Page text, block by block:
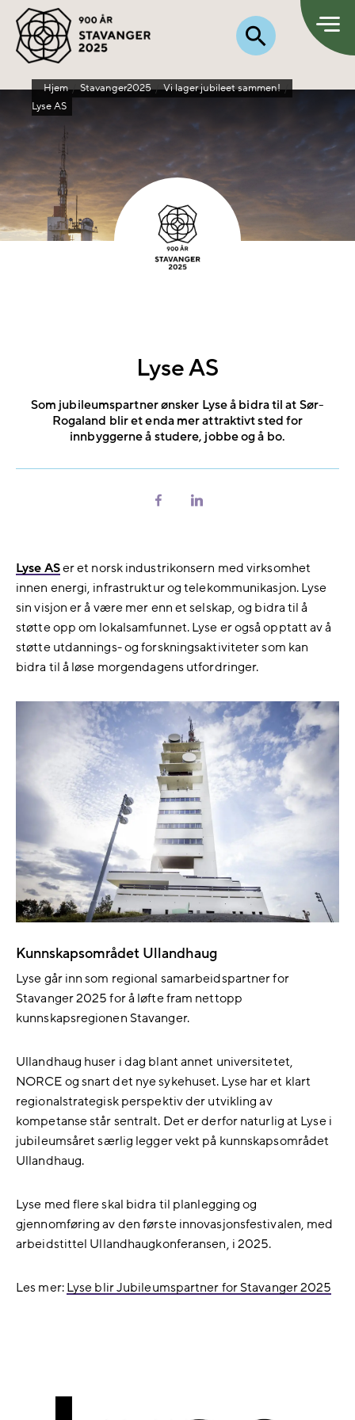
Hjem Stavanger2025
Vi lager jubileet sammen!
Lyse AS
Lyse AS
Som jubileumspartner ønsker Lyse å bidra til at Sør-
Rogaland blir et enda mer attraktivt sted for
innbyggerne å studere, jobbe og å bo.
Del
Del
Lyse ASer et norsk industrikonsern med virksomhet
innen energi, infrastruktur og telekommunikasjon. Lyse
sin visjon er å være mer enn et selskap, og bidra til å
støtte opp om lokalsamfunnet. Lyse er også opptatt av å
støtte utdannings- og forskningsaktiviteter som kan
bidra til å løse morgendagens utfordringer.
Kunnskapsområdet Ullandhaug
Lyse går inn som regional samarbeidspartner for
Stavanger 2025 for å løfte fram nettopp
kunnskapsregionen Stavanger.
Ullandhaug huser i dag blant annet universitetet,
NORCE og snart det nye sykehuset. Lyse har et klart
regionalstrategisk perspektiv der utvikling av
kompetanse står sentralt. Det er derfor naturlig at Lyse i
jubileumsåret særlig legger vekt på kunnskapsområdet
Ullandhaug.
Lyse med flere skal bidra til planlegging og
gjennomføring av den første innovasjonsfestivalen, med
arbeidstittel Ullandhaugkonferansen, i 2025.
Les mer: Lyse blir Jubileumspartner for Stavanger 2025